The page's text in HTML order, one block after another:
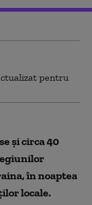
pentru
şi circa 40
în noaptea
locale.